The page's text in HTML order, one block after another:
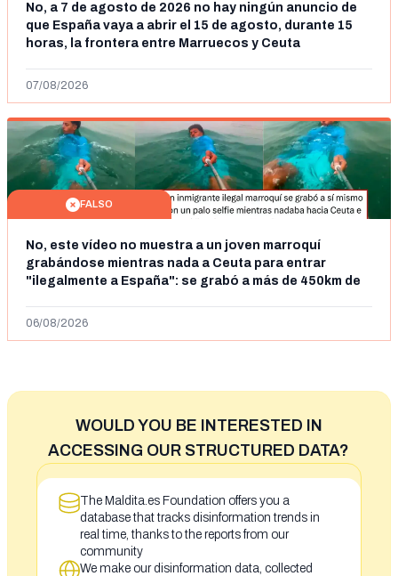
No, a 7 de agosto de 2026 no hay ningún anuncio de
que España vaya a abrir el 15 de agosto, durante 15
horas, la frontera entre Marruecos y Ceuta
07/08/2026
FALSO
No, este vídeo no muestra a un joven marroquí
grabándose mientras nada a Ceuta para entrar
"ilegalmente a España": se grabó a más de 450km de
06/08/2026
WOULD YOU BE INTERESTED IN
ACCESSING OUR STRUCTURED DATA?
The Maldita.es Foundation offers you a
database that tracks disinformation trends in
real time, thanks to the reports from our
community
We make our disinformation data, collected